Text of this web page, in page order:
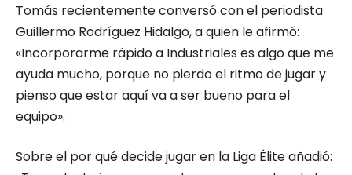
Tomás recientemente conversó con el periodista
Guillermo Rodríguez Hidalgo, a quien le afirmó:
«Incorporarme rápido a Industriales es algo que me
ayuda mucho, porque no pierdo el ritmo de jugar y
pienso que estar aquí va a ser bueno para el
equipo».
Sobre el por qué decide jugar en la Liga Élite añadió: